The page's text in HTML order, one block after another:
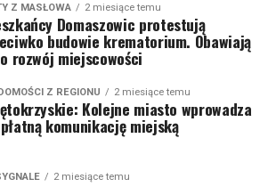
Z MASŁOWA 2 miesiące temu
Domaszowic protestują
budowie krematorium. Obawiają
rozwój miejscowości
Z REGIONU 2 miesiące temu
Kolejne miasto wprowadza
komunikację miejską
2 miesiące temu